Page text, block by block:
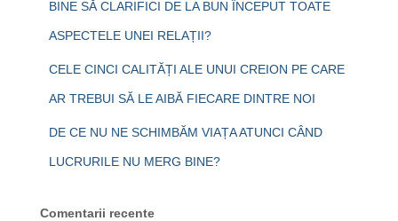
BINE SĂ CLARIFICI DE LA BUN ÎNCEPUT TOATE
ASPECTELE UNEI RELAȚII?
CELE CINCI CALITĂȚI ALE UNUI CREION PE CARE
AR TREBUI SĂ LE AIBĂ FIECARE DINTRE NOI
DE CE NU NE SCHIMBĂM VIAȚA ATUNCI CÂND
LUCRURILE NU MERG BINE?
Comentarii recente